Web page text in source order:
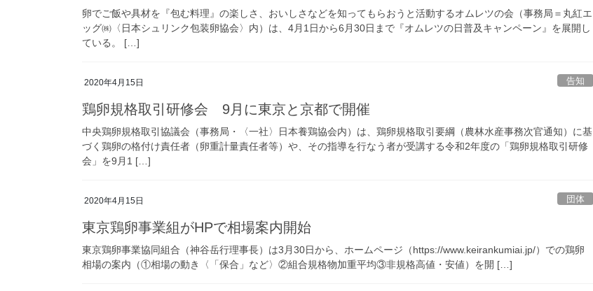
卵でご飯や具材を『包む料理』の楽しさ、おいしさなどを知ってもらおうと活動するオムレツの会（事務局＝丸紅エ
ッグ㈱〈日本シュリンク包装卵協会〉内）は、4月1日から6月30日まで『オムレツの日普及キャンペーン』を展開し
ている。 […]
2020年4月15日 告知
鶏卵規格取引研修会 9月に東京と京都で開催
中央鶏卵規格取引協議会（事務局・〈一社〉日本養鶏協会内）は、鶏卵規格取引要綱（農林水産事務次官通知）に基
づく鶏卵の格付け責任者（卵重計量責任者等）や、その指導を行なう者が受講する令和2年度の「鶏卵規格取引研修
会」を9月1 […]
2020年4月15日 団体
東京鶏卵事業組がHPで相場案内開始
東京鶏卵事業協同組合（神谷岳行理事長）は3月30日から、ホームページ（https://www.keirankumiai.jp/）での鶏卵
相場の案内（①相場の動き〈「保合」など〉②組合規格物加重平均③非規格高値・安値）を開 […]